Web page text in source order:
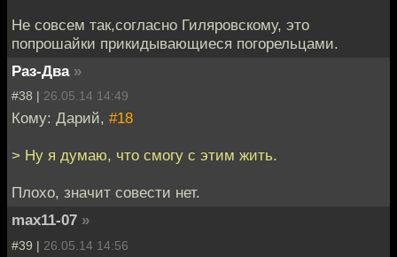
Не совсем так,согласно Гиляровскому, это
попрошайки прикидывающиеся погорельцами.
Раз-Два »
#38 | 26.05.14 14:49
Кому: Дарий, #18
> Ну я думаю, что смогу с этим жить.
Плохо, значит совести нет.
max11-07 »
#39 | 26.05.14 14:56